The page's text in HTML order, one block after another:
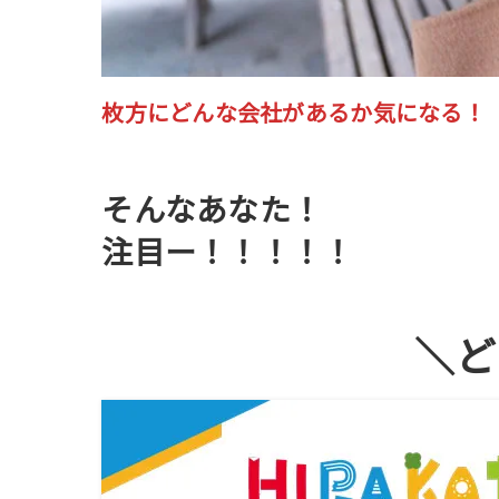
枚方にどんな会社があるか気になる！
そんなあなた！
注目ー！！！！！
＼